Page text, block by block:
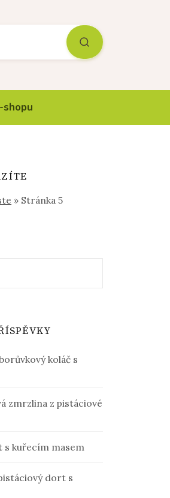
shopu
» Stránka 5
koláč s
zmrzlina z pistáciové
s kuřecím masem
dort s